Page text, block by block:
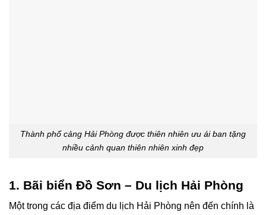
Thành phố cảng Hải Phòng được thiên nhiên ưu ái ban tặng
nhiều cảnh quan thiên nhiên xinh đẹp
1. Bãi biển Đồ Sơn – Du lịch Hải Phòng
Một trong các địa điểm du lịch Hải Phòng nên đến chính là